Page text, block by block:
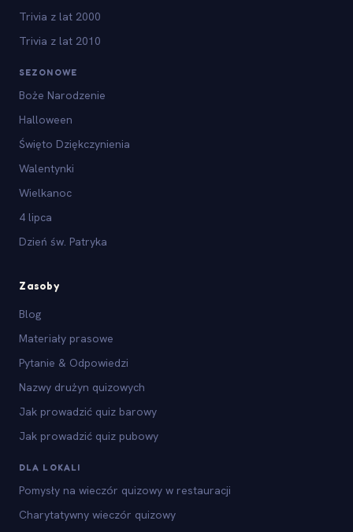
Trivia z lat 2000
Trivia z lat 2010
SEZONOWE
Boże Narodzenie
Halloween
Święto Dziękczynienia
Walentynki
Wielkanoc
4 lipca
Dzień św. Patryka
Zasoby
Blog
Materiały prasowe
Pytanie & Odpowiedzi
Nazwy drużyn quizowych
Jak prowadzić quiz barowy
Jak prowadzić quiz pubowy
DLA LOKALI
Pomysły na wieczór quizowy w restauracji
Charytatywny wieczór quizowy